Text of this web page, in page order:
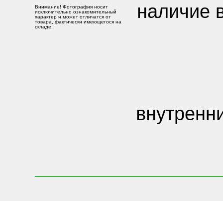
Внимание! Фотография носит
исключительно ознакомительный
характер и может отличатся от
товара, фактически имеющегося на
складе.
наличие